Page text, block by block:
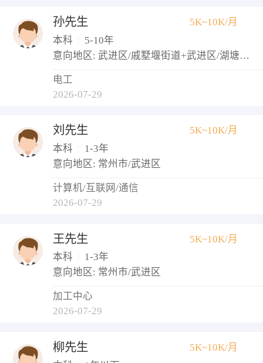
孙先生
5K~10K/月
本科
5-10年
意向地区: 武进区/戚墅堰街道+武进区/湖塘镇+武进区/牛塘镇
电工
2026-07-29
刘先生
5K~10K/月
本科
1-3年
意向地区: 常州市/武进区
计算机/互联网/通信
2026-07-29
王先生
5K~10K/月
本科
1-3年
意向地区: 常州市/武进区
加工中心
2026-07-29
柳先生
5K~10K/月